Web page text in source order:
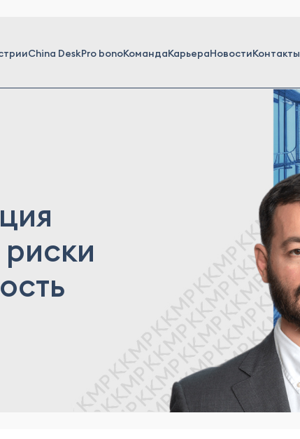
China DeskPro bonoКомандаКарьераНовостиКонтакты